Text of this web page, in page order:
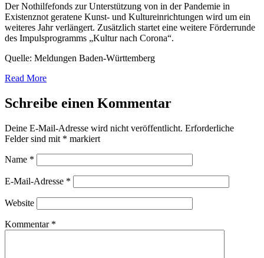
Der Nothilfefonds zur Unterstützung von in der Pandemie in
Existenznot geratene Kunst- und Kultureinrichtungen wird um ein
weiteres Jahr verlängert. Zusätzlich startet eine weitere Förderrunde
des Impulsprogramms „Kultur nach Corona“.
Quelle: Meldungen Baden-Württemberg
Read More
Schreibe einen Kommentar
Deine E-Mail-Adresse wird nicht veröffentlicht. Erforderliche
Felder sind mit * markiert
Name *
E-Mail-Adresse *
Website
Kommentar *